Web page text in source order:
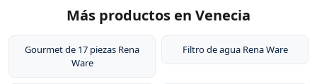
Más productos en Venecia
Gourmet de 17 piezas Rena
Ware
Filtro de agua Rena Ware